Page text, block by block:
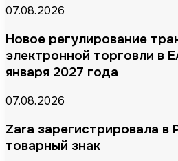
07.08.2026
Новое регулирование
электронной торговли в
января 2027 года
07.08.2026
Zara зарегистрировала в
товарный знак